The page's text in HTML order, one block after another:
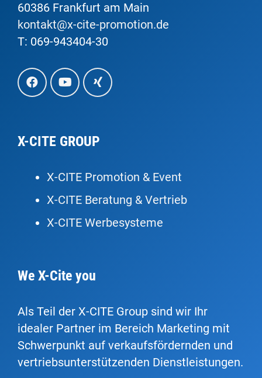
60386 Frankfurt am Main
kontakt@x-cite-promotion.de
T: 069-943404-30
X-CITE GROUP
X-CITE Promotion & Event
X-CITE Beratung & Vertrieb
X-CITE Werbesysteme
We X-Cite you
Als Teil der X-CITE Group sind wir Ihr
idealer Partner im Bereich Marketing mit
Schwerpunkt auf verkaufsfördernden und
vertriebsunterstützenden Dienstleistungen.